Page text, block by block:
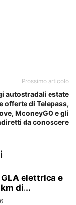
Prossimo articolo
autostradali estate
offerte di Telepass,
MooneyGO e gli
da conoscere
elettrica e
di...